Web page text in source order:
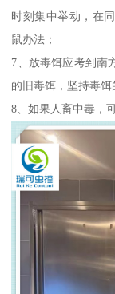
时刻集中举动，在
鼠办法；
7、放毒饵应考到南
的旧毒饵，坚持毒饵
8、如果人畜中毒，